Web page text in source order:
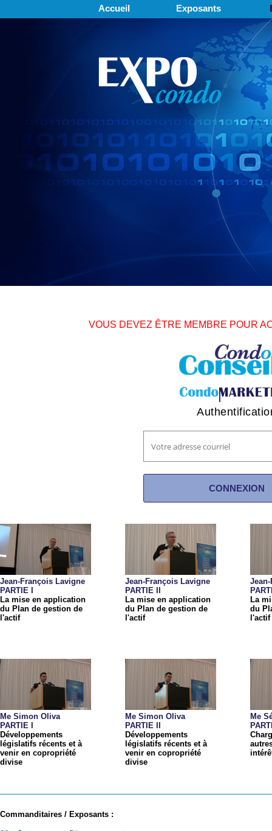
Accueil Exposants
VOUS DEVEZ ÊTRE MEMBRE POUR
Jean-François Lavigne
PARTIE I
La mise en application
du Plan de gestion de
l'actif
Jean-François Lavigne
PARTIE II
La mise en application
du Plan de gestion de
l'actif
La
du
l'actif
Me Simon Oliva
PARTIE I
Développements
législatifs récents et à
venir en copropriété
divise
Me Simon Oliva
PARTIE II
Développements
législatifs récents et à
venir en copropriété
divise
Me
Commanditaires / Exposants :